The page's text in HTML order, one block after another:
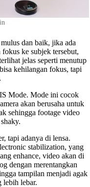
dan baik, jika ada
ke subjek tersebut,
jelas seperti menutup
kehilangan fokus, tapi
Mode. Mode ini cocok
akan berusaha untuk
sehingga footage video
tapi adanya di lensa.
stabilization, yang
enhance, video akan di
dengan merentangkan
tampilan menjadi agak
lebih lebar.